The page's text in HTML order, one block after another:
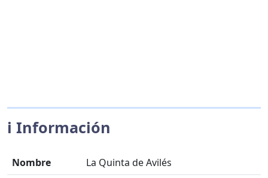
ℹ️ Información
Nombre
La Quinta de Avilés